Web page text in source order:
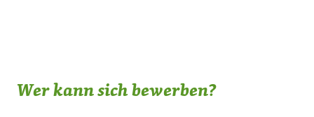
Wer kann sich bewerben?